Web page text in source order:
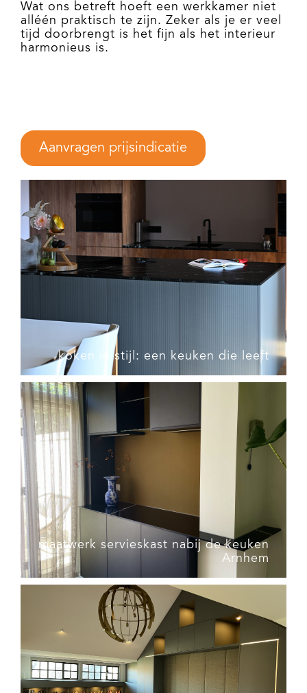
Wat ons betreft hoeft een werkkamer niet
alléén praktisch te zijn. Zeker als je er veel
tijd doorbrengt is het fijn als het interieur
harmonieus is.
Aanvragen prijsindicatie
koken in stijl: een keuken die leeft
maatwerk servieskast nabij de keuken
Arnhem